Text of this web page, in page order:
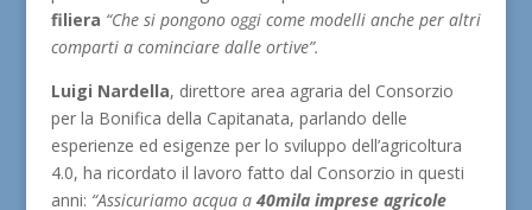
filiera “Che si pongono oggi come modelli anche per altri
comparti a cominciare dalle ortive”.
Luigi Nardella, direttore area agraria del Consorzio
per la Bonifica della Capitanata, parlando delle
esperienze ed esigenze per lo sviluppo dell’agricoltura
4.0, ha ricordato il lavoro fatto dal Consorzio in questi
anni: “Assicuriamo acqua a 40mila imprese agricole